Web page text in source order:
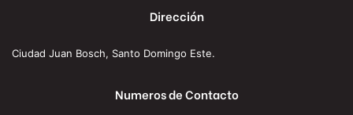
Dirección
Ciudad Juan Bosch, Santo Domingo Este.
Numeros de Contacto